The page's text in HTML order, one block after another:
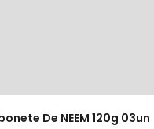
De NEEM 120g 03un